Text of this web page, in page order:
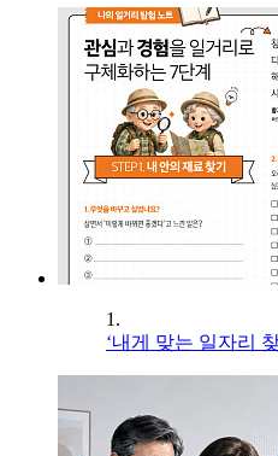
1.
‘내게 맞는 일자리